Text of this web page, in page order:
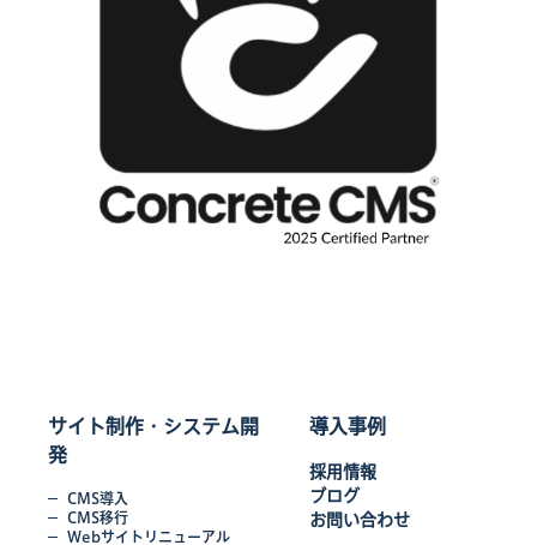
サイト制作・システム開
発
CMS導入
CMS移行
Webサイトリニューアル
導入事例
採用情報
ブログ
お問い合わせ